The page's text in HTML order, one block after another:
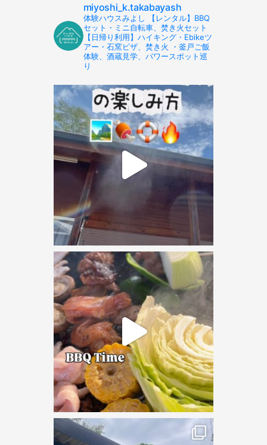
miyoshi_k.takabayash
体験ハウスみよし 【レンタル】BBQ
セット・ミニ自転車、焚き火セット
【日帰り利用】ハイキング・Ebikeツ
アー・石窯ピザ、焚き火 ・釜戸ご飯
体験、酒蔵見学、パワースポット巡
り